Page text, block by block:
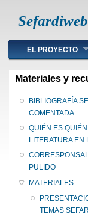
Sefardiweb
Main menu
EL PROYECTO
Materiales y
BIBLIOGRAFÍA
COMENTADA
QUIÉN ES
LITERATURA EN
PULIDO
MATERIALES
TEMAS